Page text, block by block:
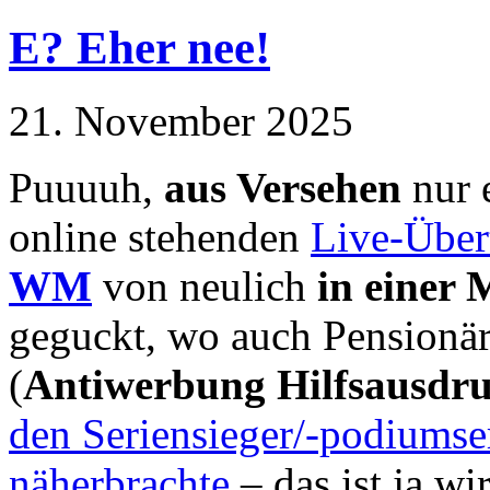
E? Eher nee!
21. November 2025
Puuuuh, aus Versehen nur
online stehenden Live-
WM von neulich in einer
geguckt, wo auch
(Antiwerbung
den Seriensieger/-